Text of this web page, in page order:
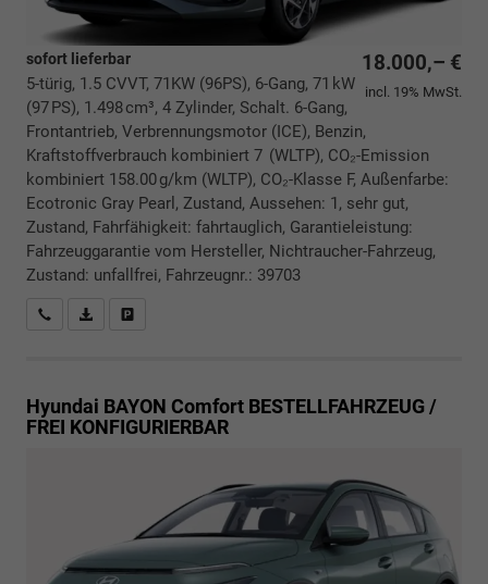
18.000,– €
incl. 19% MwSt.
sofort lieferbar
5-türig, 1.5 CVVT, 71KW (96PS), 6-Gang, 71 kW
(97 PS), 1.498 cm³, 4 Zylinder, Schalt. 6-Gang,
Frontantrieb, Verbrennungsmotor (ICE), Benzin,
Kraftstoffverbrauch kombiniert 7 (WLTP), CO₂-Emission
kombiniert 158.00 g/km (WLTP), CO₂-Klasse F, Außenfarbe:
Ecotronic Gray Pearl, Zustand, Aussehen: 1, sehr gut,
Zustand, Fahrfähigkeit: fahrtauglich, Garantieleistung:
Fahrzeuggarantie vom Hersteller, Nichtraucher-Fahrzeug,
Zustand: unfallfrei, Fahrzeugnr.: 39703
Rückrufbitte absenden
PDF-Datei, Fahrzeugexposé drucken
Hyundai BAYON Comfort BESTELLFAHRZEUG /
FREI KONFIGURIERBAR